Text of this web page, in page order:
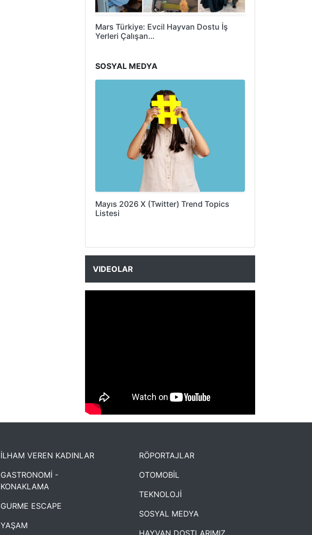
Mars Türkiye: Evcil Hayvan Dostu İş
Yerleri Çalışan…
SOSYAL MEDYA
Mayıs 2026 X (Twitter) Trend Topics
Listesi
VIDEOLAR
NYXmag 2. Yaş Kutlama Etkinliği
İLHAM VEREN KADINLAR
GASTRONOMİ -
KONAKLAMA
GURME ESCAPE
YAŞAM
RÖPORTAJLAR
OTOMOBİL
TEKNOLOJİ
SOSYAL MEDYA
HAYVAN DOSTLARIMIZ